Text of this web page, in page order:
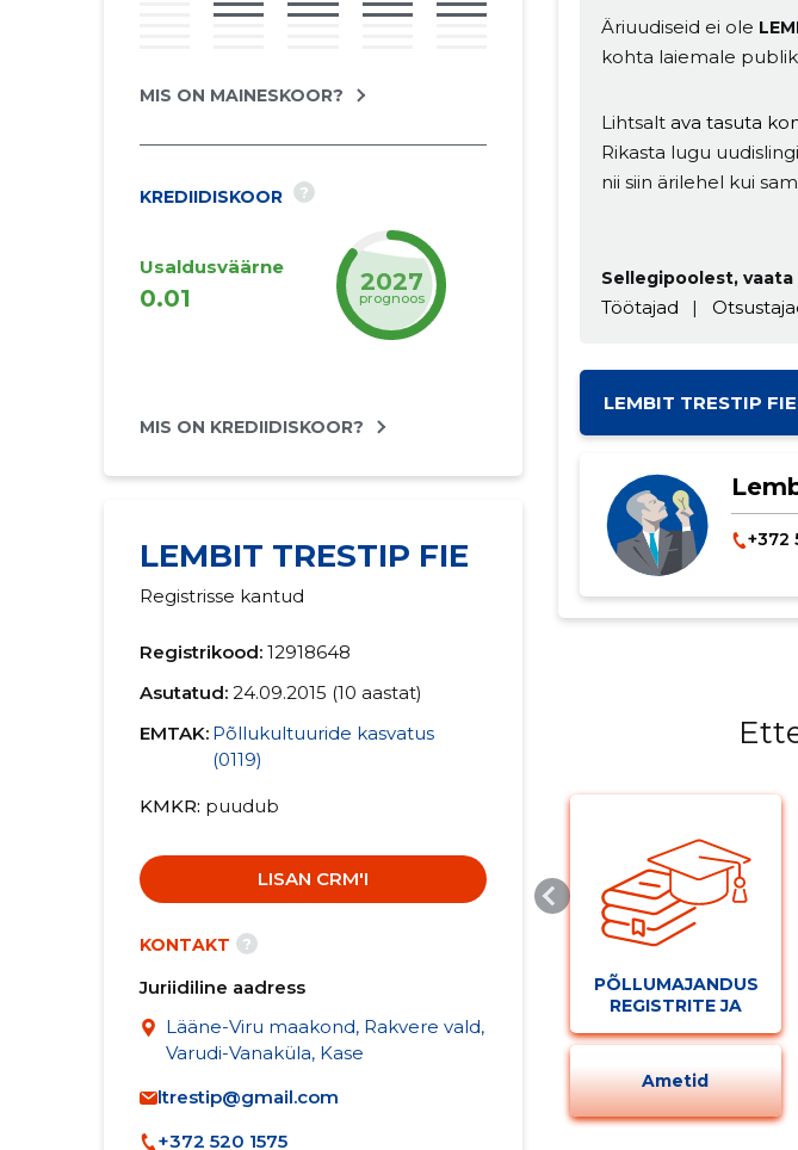
MIS ON MAINESKOOR?
KREDIIDISKOOR ?
Usaldusväärne
0.01
2027
prognoos
MIS ON KREDIIDISKOOR?
LEMBIT TRESTIP FIE
Registrisse kantud
Registrikood: 12918648
Asutatud: 24.09.2015 (10 aastat)
EMTAK: Põllukultuuride kasvatus
(0119)
KMKR puudub
LISAN CRM'I
KONTAKT ?
Juriidiline aadress
Lääne-Viru maakond, Rakvere vald,
Varudi-Vanaküla, Kase
ltrestip@gmail.com
+372 520 1575
Äriuudiseid ei ole
kohta laiemale
Lihtsalt ava tasuta
Rikasta lugu
nii siin ärilehel kui
Sellegipoolest, vaata
Töötajad |
LEMBIT TRESTIP
+372
PÕLLUMAJANDUSE
REGISTRITE JA
AMET
Ametid
Muuda